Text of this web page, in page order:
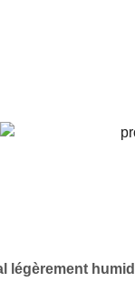
légèrement